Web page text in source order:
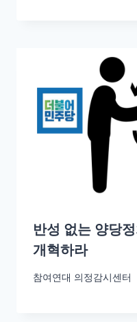
반성 없는 양당
개혁하라
참여연대 의정감시센터